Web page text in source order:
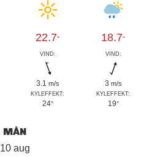
22.7°
VIND:
3.1 m/s
KYLEFFEKT:
24°
18.7°
VIND:
3 m/s
KYLEFFEKT:
19°
MÅN
10 aug